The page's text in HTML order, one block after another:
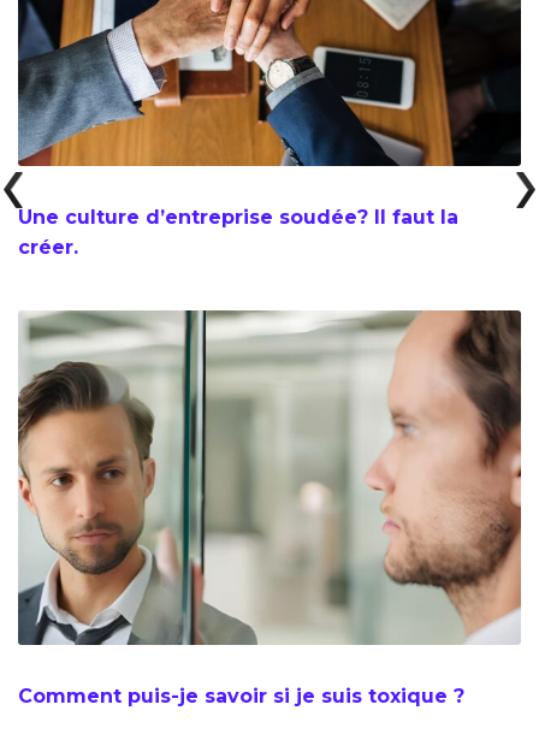
Une culture d’entreprise soudée? Il faut la
créer.
Comment puis-je savoir si je suis toxique ?